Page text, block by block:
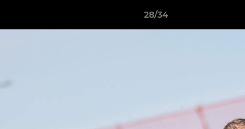
28/34